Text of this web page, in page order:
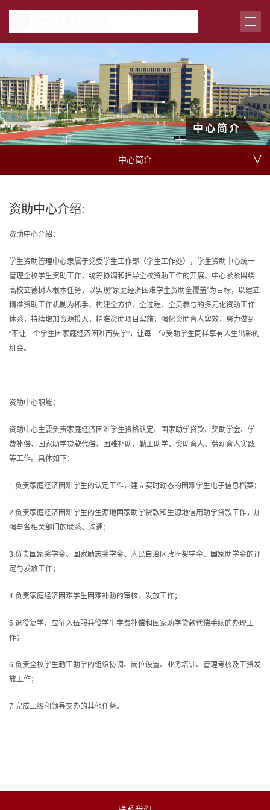
中心简介
中心简介 ∨
资助中心介绍:
资助中心介绍：
学生资助管理中心隶属于党委学生工作部（学生工作处），学生资助中心统一
管理全校学生资助工作，统筹协调和指导全校资助工作的开展。中心紧紧围绕
高校立德树人根本任务，以实现“家庭经济困难学生资助全覆盖”为目标，以建立
精准资助工作机制为抓手，构建全方位、全过程、全员参与的多元化资助工作
体系，持续增加资源投入，精准资助项目实施，强化资助育人实效，努力做到
“不让一个学生因家庭经济困难而失学”，让每一位受助学生同样享有人生出彩的
机会。
资助中心职能：
资助中心主要负责家庭经济困难学生资格认定、国家助学贷款、奖助学金、学
费补偿、国家助学贷款代偿、困难补助、勤工助学、资助育人、劳动育人实践
等工作。具体如下：
1.负责家庭经济困难学生的认定工作，建立实时动态的困难学生电子信息档案；
2.负责家庭经济困难学生的生源地国家助学贷款和生源地信用助学贷款工作，加
强与各相关部门的联系、沟通；
3.负责国家奖学金、国家励志奖学金、人民自治区政府奖学金、国家助学金的评
定与发放工作；
4.负责家庭经济困难学生困难补助的审核、发放工作；
5.退役复学、应征入伍服兵役学生学费补偿和国家助学贷款代偿手续的办理工
作；
6.负责全校学生勤工助学的组织协调、岗位设置、业务培训、管理考核及工资发
放工作；
7.完成上级和领导交办的其他任务。